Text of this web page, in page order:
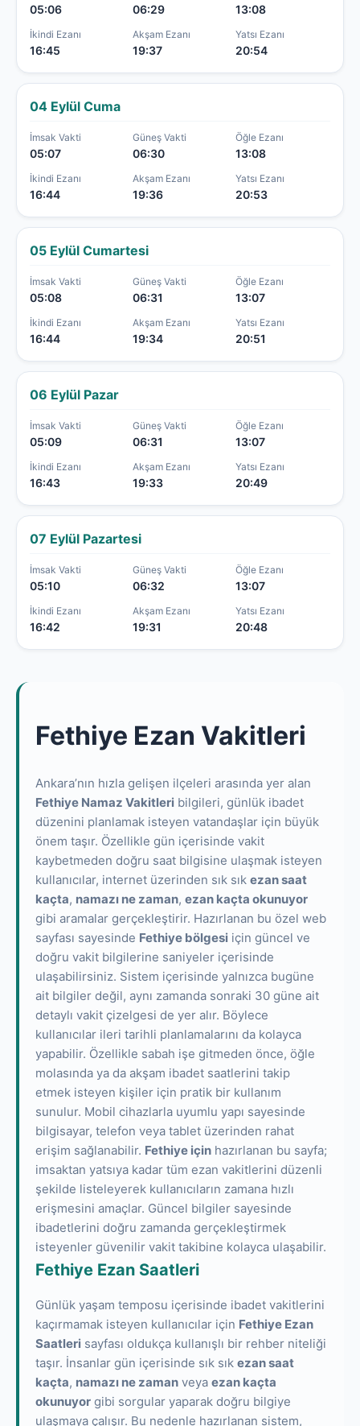
05:06 06:29 13:08
İkindi Ezanı
16:45
Akşam Ezanı
19:37
Yatsı Ezanı
20:54
04 Eylül Cuma
İmsak Vakti
05:07
Güneş Vakti
06:30
Öğle Ezanı
13:08
İkindi Ezanı
16:44
Akşam Ezanı
19:36
Yatsı Ezanı
20:53
05 Eylül Cumartesi
İmsak Vakti
05:08
Güneş Vakti
06:31
Öğle Ezanı
13:07
İkindi Ezanı
16:44
Akşam Ezanı
19:34
Yatsı Ezanı
20:51
06 Eylül Pazar
İmsak Vakti
05:09
Güneş Vakti
06:31
Öğle Ezanı
13:07
İkindi Ezanı
16:43
Akşam Ezanı
19:33
Yatsı Ezanı
20:49
07 Eylül Pazartesi
İmsak Vakti
05:10
Güneş Vakti
06:32
Öğle Ezanı
13:07
İkindi Ezanı
16:42
Akşam Ezanı
19:31
Yatsı Ezanı
20:48
Fethiye Ezan Vakitleri
Ankara’nın hızla gelişen ilçeleri arasında yer alan
Fethiye Namaz Vakitleri bilgileri, günlük ibadet
düzenini planlamak isteyen vatandaşlar için büyük
önem taşır. Özellikle gün içerisinde vakit
kaybetmeden doğru saat bilgisine ulaşmak isteyen
kullanıcılar, internet üzerinden sık sık ezan saat
kaçta, namazı ne zaman, ezan kaçta okunuyor
gibi aramalar gerçekleştirir. Hazırlanan bu özel web
sayfası sayesinde Fethiye bölgesi için güncel ve
doğru vakit bilgilerine saniyeler içerisinde
ulaşabilirsiniz. Sistem içerisinde yalnızca bugüne
ait bilgiler değil, aynı zamanda sonraki 30 güne ait
detaylı vakit çizelgesi de yer alır. Böylece
kullanıcılar ileri tarihli planlamalarını da kolayca
yapabilir. Özellikle sabah işe gitmeden önce, öğle
molasında ya da akşam ibadet saatlerini takip
etmek isteyen kişiler için pratik bir kullanım
sunulur. Mobil cihazlarla uyumlu yapı sayesinde
bilgisayar, telefon veya tablet üzerinden rahat
erişim sağlanabilir. Fethiye için hazırlanan bu sayfa;
imsaktan yatsıya kadar tüm ezan vakitlerini düzenli
şekilde listeleyerek kullanıcıların zamana hızlı
erişmesini amaçlar. Güncel bilgiler sayesinde
ibadetlerini doğru zamanda gerçekleştirmek
isteyenler güvenilir vakit takibine kolayca ulaşabilir.
Fethiye Ezan Saatleri
Günlük yaşam temposu içerisinde ibadet vakitlerini
kaçırmamak isteyen kullanıcılar için Fethiye Ezan
Saatleri sayfası oldukça kullanışlı bir rehber niteliği
taşır. İnsanlar gün içerisinde sık sık ezan saat
kaçta, namazı ne zaman veya ezan kaçta
okunuyor gibi sorgular yaparak doğru bilgiye
ulaşmaya çalışır. Bu nedenle hazırlanan sistem,